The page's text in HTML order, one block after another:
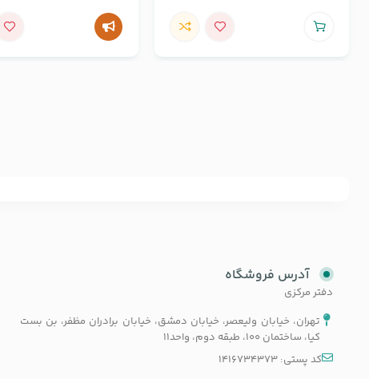
آدرس فروشگاه
دفتر مرکزی
تهران، خیابان ولیعصر، خیابان دمشق، خیابان برادران مظفر، بن بست
کیا، ساختمان 100، طبقه دوم، واحد11
کد پستی: 1416734373